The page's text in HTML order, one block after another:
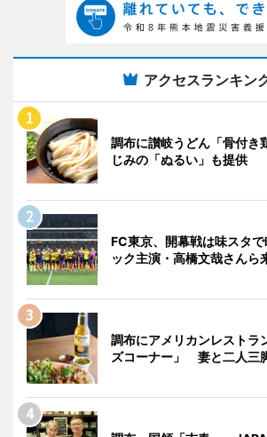
アクセスランキン
調布に讃岐うどん「骨付
じみの「ぬるい」も提供
FC東京、開幕戦は味スタ
ック主演・高橋文哉さんら
調布にアメリカンレストラ
ズコーナー」 妻と二人三